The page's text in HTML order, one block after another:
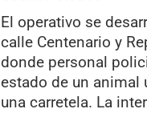
El operativo se
calle Centenario y
donde personal
estado de un animal
una carretela. La